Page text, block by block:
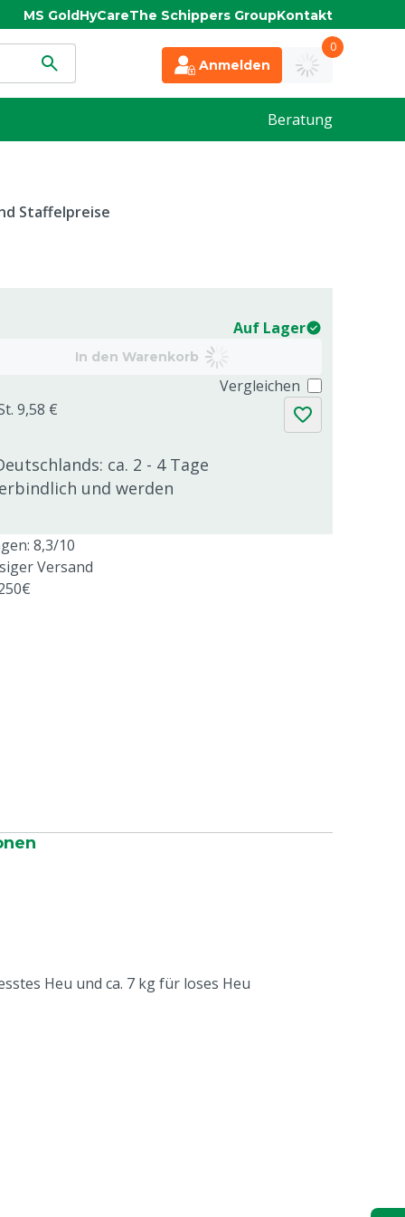
MS GoldHyCareThe Schippers GroupKontakt
Anmelden
0
Beratung
Auf Lager
In den Warenkorb
9,58 €
ca. 2 - 4 Tage
und werden
Vergleichen
Staffelpreise
8,3/10
Versand
Heu und ca. 7 kg für loses Heu